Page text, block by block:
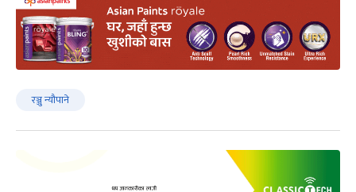
रञ्जु न्यौपाने